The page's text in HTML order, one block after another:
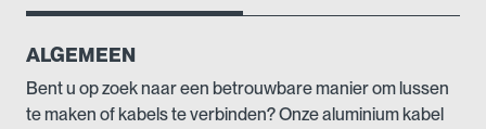
ALGEMEEN
Bent u op zoek naar een betrouwbare manier om lussen
te maken of kabels te verbinden? Onze aluminium kabel